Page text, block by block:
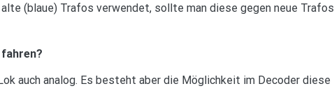
(blaue) Trafos verwendet, sollte man diese gegen neue Trafos
auch analog. Es besteht aber die Möglichkeit im Decoder diese